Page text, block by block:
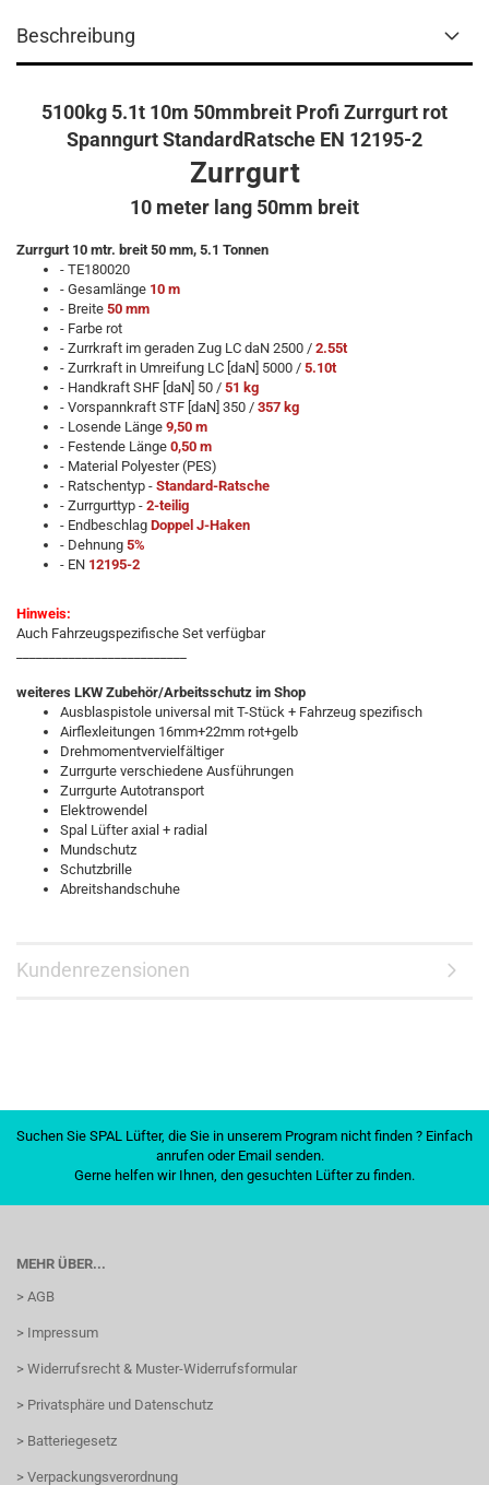
Beschreibung
5100kg 5.1t 10m 50mmbreit Profi Zurrgurt rot
Spanngurt StandardRatsche EN 12195-2
Zurrgurt
10 meter lang 50mm breit
Zurrgurt 10 mtr. breit 50 mm, 5.1 Tonnen
- TE180020
- Gesamlänge 10 m
- Breite 50 mm
- Farbe rot
- Zurrkraft im geraden Zug LC daN 2500 / 2.55t
- Zurrkraft in Umreifung LC [daN] 5000 / 5.10t
- Handkraft SHF [daN] 50 / 51 kg
- Vorspannkraft STF [daN] 350 / 357 kg
- Losende Länge 9,50 m
- Festende Länge 0,50 m
- Material Polyester (PES)
- Ratschentyp - Standard-Ratsche
- Zurrgurttyp - 2-teilig
- Endbeschlag Doppel J-Haken
- Dehnung 5%
- EN 12195-2
Hinweis:
Auch Fahrzeugspezifische Set verfügbar
weiteres LKW Zubehör/Arbeitsschutz im Shop
Ausblaspistole universal mit T-Stück + Fahrzeug spezifisch
Airflexleitungen 16mm+22mm rot+gelb
Drehmomentvervielfältiger
Zurrgurte verschiedene Ausführungen
Zurrgurte Autotransport
Elektrowendel
Spal Lüfter axial + radial
Mundschutz
Schutzbrille
Abreitshandschuhe
Kundenrezensionen
Suchen Sie SPAL Lüfter, die Sie in unserem Program nicht finden ? Einfach
anrufen oder Email senden.
Gerne helfen wir Ihnen, den gesuchten Lüfter zu finden.
MEHR ÜBER...
> AGB
> Impressum
> Widerrufsrecht & Muster-Widerrufsformular
> Privatsphäre und Datenschutz
> Batteriegesetz
> Verpackungsverordnung